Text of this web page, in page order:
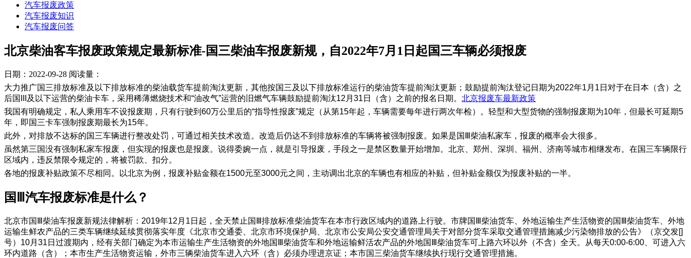
汽车报废政策
汽车报废知识
汽车报废问答
北京柴油客车报废政策规定最新标准-​国三柴油车报废新规，自2022年7月1日起国三车辆必须报废
日期：2022-09-28 阅读量：
大力推广国三排放标准及以下排放标准的柴油载货车提前淘汰更新，其他按国三及以下排放标准运行的柴油货车提前淘汰更新；鼓励提前淘汰登记日期为2022年1月1日对于在日本（含）之
后国III及以下运营的柴油卡车，采用稀薄燃烧技术和“油改气”运营的旧燃气车辆鼓励提前淘汰12月31日（含）之前的报名日期。 北京报废车最新政策
我国有明确规定，私人乘用车不设报废期，只有行驶到60万公里后的“指导性报废”规定（从第15年起，车辆需要每年进行两次年检）。轻型和大型货物的强制报废期为10年，但最长可延期5
年，即国三卡车强制报废期最长为15年。
此外，对排放不达标的国三车辆进行整改处罚，可通过相关技术改造。改造后仍达不到排放标准的车辆将被强制报废。如果是国Ⅲ柴油私家车，报废的概率会大很多。
虽然第三国没有强制私家车报废，但实现的报废也是报废。说得委婉一点，就是引导报废，手段之一是禁区数量开始增加。北京、郑州、深圳、福州、济南等城市相继发布。在国三车辆限行
区域内，违反禁限令规定的，将被罚款、扣分。
各地的报废补贴政策不尽相同。以北京为例，报废补贴金额在1500元至3000元之间，主动调出北京的车辆也有相应的补贴，但补贴金额仅为报废补贴的一半。
国Ⅲ汽车报废标准是什么？
北京市国Ⅲ柴油车报废新规法律解析：2019年12月1日起，全天禁止国Ⅲ排放标准柴油货车在本市行政区域内的道路上行驶。市牌国Ⅲ柴油货车、外地运输生产生活物资的国Ⅲ柴油货车、外地
运输生鲜农产品的三类车辆继续延续贯彻落实年度《北京市交通委、北京市环境保护局、北京市公安局公安交通管理局关于对部分货车采取交通管理措施减少污染物排放的公告》（京交发[]
号）10月31日过渡期内，经有关部门确定为本市运输生产生活物资的外地国Ⅲ柴油货车和外地运输鲜活农产品的外地国Ⅲ柴油货车可上路六环以外（不含）全天。从每天0:00-6:00、可进入六
环内道路（含）；本市生产生活物资运输，外市三辆柴油货车进入六环（含）必须办理进京证；本市国三柴油货车继续执行现行交通管理措施。